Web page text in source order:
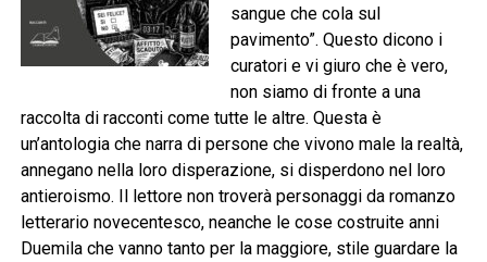
sangue che cola sul
pavimento”. Questo dicono i
curatori e vi giuro che è vero,
non siamo di fronte a una
raccolta di racconti come tutte le altre. Questa è
un’antologia che narra di persone che vivono male la realtà,
annegano nella loro disperazione, si disperdono nel loro
antieroismo. Il lettore non troverà personaggi da romanzo
letterario novecentesco, neanche le cose costruite anni
Duemila che vanno tanto per la maggiore, stile guardare la